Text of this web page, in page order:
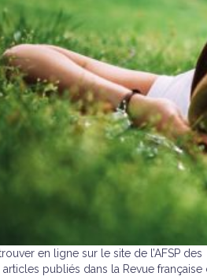
en ligne sur le site de l’AFSP des
publiés dans la Revue française